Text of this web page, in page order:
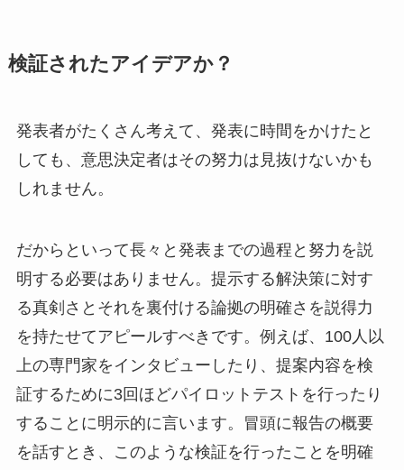
検証されたアイデアか？
発表者がたくさん考えて、発表に時間をかけたと
しても、意思決定者はその努力は見抜けないかも
しれません。
だからといって長々と発表までの過程と努力を説
明する必要はありません。提示する解決策に対す
る真剣さとそれを裏付ける論拠の明確さを説得力
を持たせてアピールすべきです。例えば、100人以
上の専門家をインタビューしたり、提案内容を検
証するために3回ほどパイロットテストを行ったり
することに明示的に言います。冒頭に報告の概要
を話すとき、このような検証を行ったことを明確